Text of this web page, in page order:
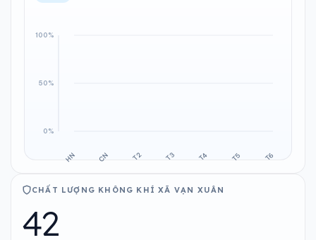
CHẤT LƯỢNG KHÔNG KHÍ XÃ VẠN XUÂN
42